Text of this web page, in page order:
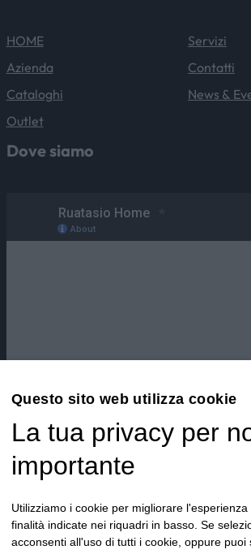
HOME
Azienda
Cataloghi
Outlet
Servizi
Contatti
News &
Dove siamo
Questo sito web utilizza cookie
La tua privacy per
importante
Utilizziamo i cookie per migliorare
finalità indicate nei riquadri in basso. Se
acconsenti all'uso di tutti i cookie, oppure puoi